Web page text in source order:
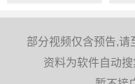
部分视频仅含预告,请
资料为软件自动